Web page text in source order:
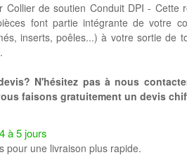
Collier de soutien Conduit DPI -
font partie intégrante de votre
inserts, poêles...) à votre sortie de
N'hésitez pas à nous
faisons gratuitement un devis
à 5 jours
pour une livraison plus rapide.